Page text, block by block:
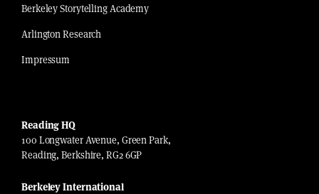
Berkeley Storytelling Academy
Arlington Research
Impressum
Reading HQ
100 Longwater Avenue, Green Park,
Reading, Berkshire, RG2 6GP
Berkeley International